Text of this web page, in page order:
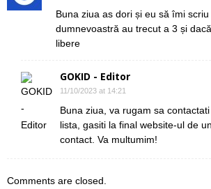
Buna ziua as dori și eu să îmi
dumnevoastră au trecut a 3 și
libere
GOKID - Editor
11/10/2023 at 14:21
Buna ziua, va rugam sa
lista, gasiti la final website-ul de
contact. Va multumim!
Comments are closed.